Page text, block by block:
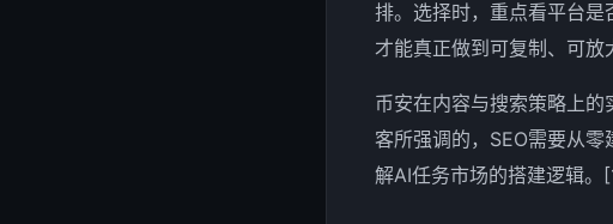
排。选择时，重点看平台
才能真正做到可复制、可放
币安在内容与搜索策略上
客所强调的，SEO需要从
解AI任务市场的搭建逻辑。